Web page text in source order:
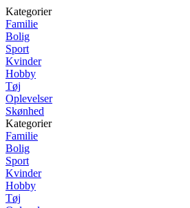
Kategorier
Familie
Bolig
Sport
Kvinder
Hobby
Tøj
Oplevelser
Skønhed
Kategorier
Familie
Bolig
Sport
Kvinder
Hobby
Tøj